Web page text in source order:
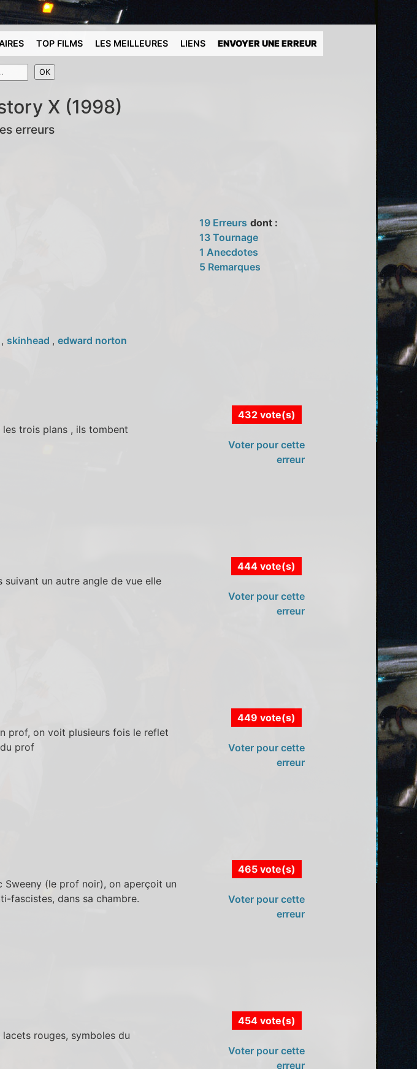
TOP FILMS LES MEILLEURES LIENS ENVOYER UNE ERREUR
X (1998)
erreurs
, skinhead , edward norton
19 Erreurs dont :
13 Tournage
1 Anecdotes
5 Remarques
trois plans , ils tombent
432 vote(s)
Voter pour cette
erreur
un autre angle de vue elle
444 vote(s)
Voter pour cette
erreur
prof, on voit plusieurs fois le reflet
prof
449 vote(s)
Voter pour cette
erreur
Sweeny (le prof noir), on aperçoit un
fascistes, dans sa chambre.
465 vote(s)
Voter pour cette
erreur
rouges, symboles du
454 vote(s)
Voter pour cette
erreur